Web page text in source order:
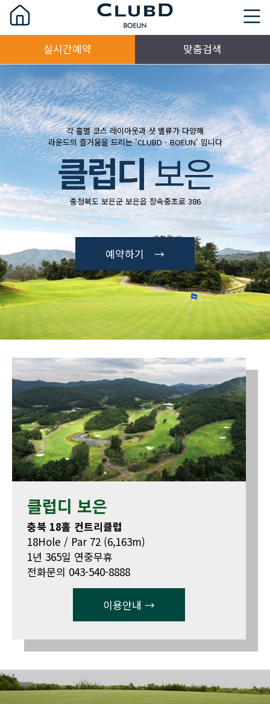
실시간예약 맞춤검색
각 홀별 코스 레이아웃과 샷 밸류가 다양해
라운드의 즐거움을 드리는 'CLUBD - BOEUN' 입니다
클럽디보은
충청북도 보은군 보은읍 장속중초로 386
예약하기 →
클럽디 보은
충북 18홀 컨트리클럽
18Hole / Par 72 (6,163m)
1년 365일 연중무휴
전화문의 043-540-8888
이용안내 →